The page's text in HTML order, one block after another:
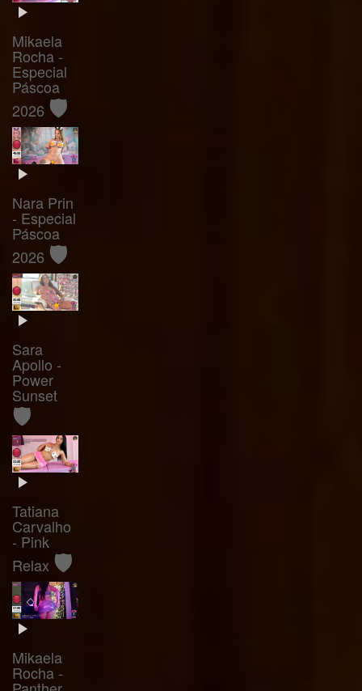
Mikaela
Rocha -
Especial
Páscoa
2026 🛡️
Nara Prin
- Especial
Páscoa
2026 🛡️
Sara
Apollo -
Power
Sunset
🛡️
Tatiana
Carvalho
- Pink
Relax 🛡️
Mikaela
Rocha -